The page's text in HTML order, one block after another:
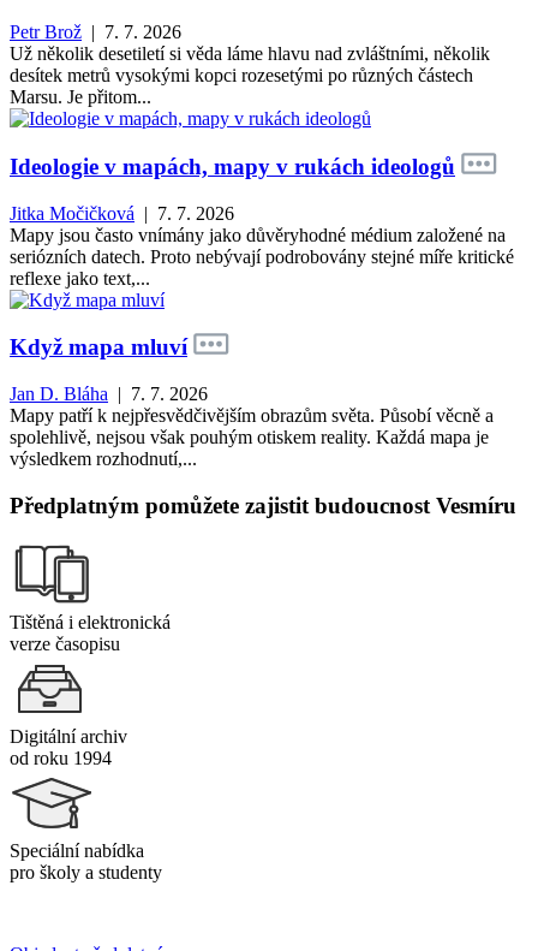
Petr Brož | 7. 7. 2026
Už několik desetiletí si věda láme hlavu nad zvláštními, několik
desítek metrů vysokými kopci rozesetými po různých částech
Marsu. Je přitom...
Ideologie v mapách, mapy v rukách ideologů
Jitka Močičková | 7. 7. 2026
Mapy jsou často vnímány jako důvěryhodné médium založené na
seriózních datech. Proto nebývají podrobovány stejné míře kritické
reflexe jako text,...
Když mapa mluví
Jan D. Bláha | 7. 7. 2026
Mapy patří k nejpřesvědčivějším obrazům světa. Působí věcně a
spolehlivě, nejsou však pouhým otiskem reality. Každá mapa je
výsledkem rozhodnutí,...
Předplatným pomůžete zajistit budoucnost Vesmíru
Tištěná i elektronická
verze časopisu
Digitální archiv
od roku 1994
Speciální nabídka
pro školy a studenty